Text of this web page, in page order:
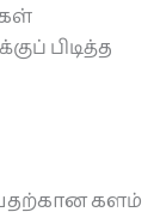
பிடித்த
களம்